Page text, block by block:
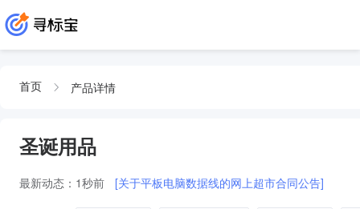
首页 产品详情
圣诞用品
最新动态： 1秒前 [关于平板电脑数据线的网上超市合同公告]